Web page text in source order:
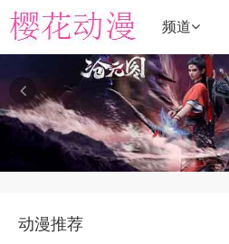
频道
动漫推荐